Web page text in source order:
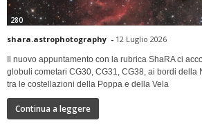
280
shara.astrophotography - 12 Luglio 2026
Il nuovo appuntamento con la rubrica ShaRA ci
globuli cometari CG30, CG31, CG38, ai bordi della
tra le costellazioni della Poppa e della Vela
Continua a leggere